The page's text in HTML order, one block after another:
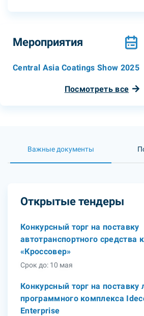
Мероприятия
Central Asia Coatings Show 2025
Посмотреть все
Важные документы
Открытые тендеры
Конкурсный торг на поставку
автотранспортного средства
«Кроссовер»
Срок до: 10 мая
Конкурсный торг на поставку
программного комплекса
Enterprise